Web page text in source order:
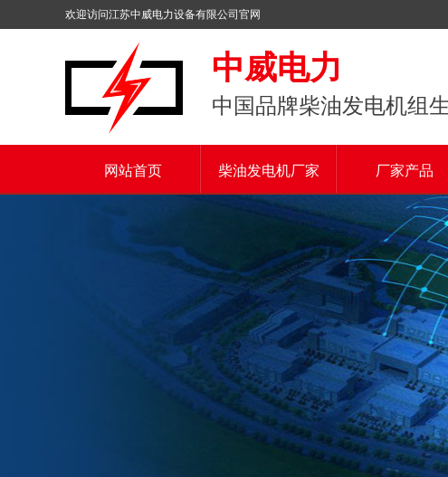
欢迎访问江苏中威电力设备有限公司官网
中威电力
中国品牌柴油发电机组
网站首页 柴油发电机厂家 厂家产品